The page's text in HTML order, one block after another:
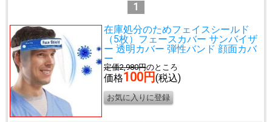
1
在庫処分のためフェイスシールド
（5枚）フェースカバー サンバイザ
ー 透明カバー 弾性バンド 顔面カバ
ー
定価2,980円のところ
価格100円(税込)